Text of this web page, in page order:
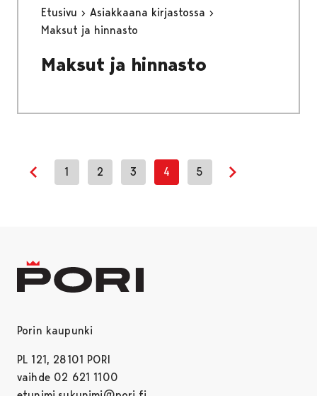
Etusivu
Asiakkaana kirjastossa
Maksut ja hinnasto
Maksut ja hinnasto
Previous page
1 2 3 4 5
Porin kaupunki
PL 121, 28101 PORI
vaihde 02 621 1100